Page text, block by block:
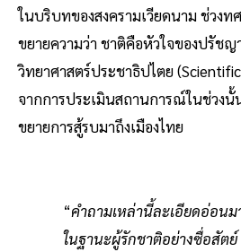
ในบริบทของสงครามเวียดนาม ช่วงท
ขยายความว่า ชาติคือหัวใจของปรัช
วิทยาศาสตร์ประชาธิปไตย
จากการประเมินสถานการณ์ในช่วงนั้
ขยายการสู้รบมาถึงเมืองไทย
“คําถามเหล่านี้ละเอียดอ่อน
ในฐานะผู้รักชาติอย่างซื่อสัตย์